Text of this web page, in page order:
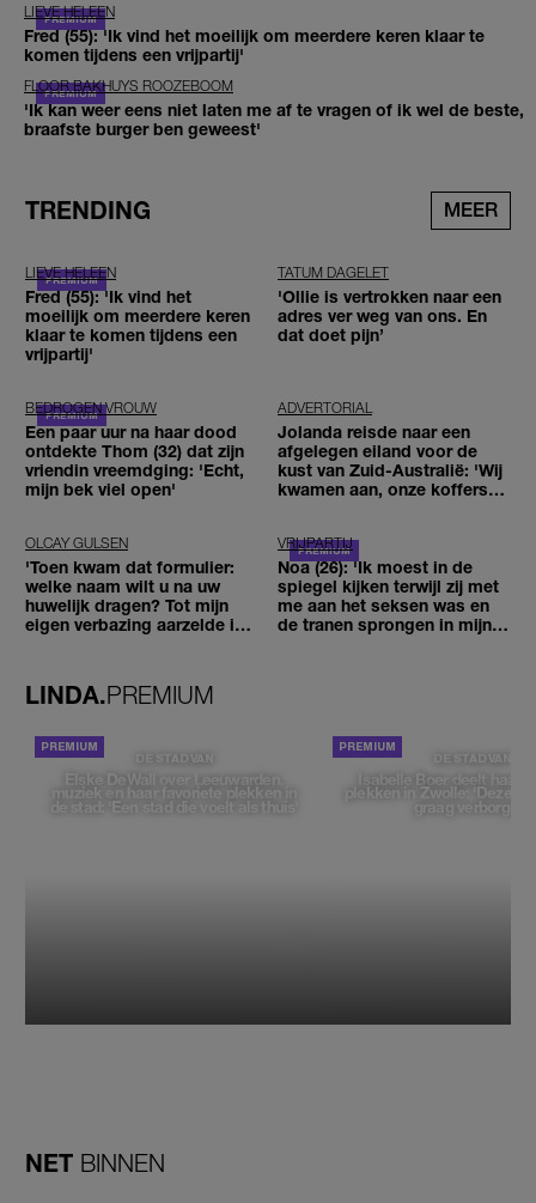
LIEVE HELEEN
Fred (55): 'Ik vind het moeilijk om meerdere keren klaar te
komen tijdens een vrijpartij'
FLOOR BAKHUYS ROOZEBOOM
'Ik kan weer eens niet laten me af te vragen of ik wel de beste,
braafste burger ben geweest'
TRENDING MEER
LIEVE HELEEN
Fred (55): 'Ik vind het
moeilijk om meerdere keren
klaar te komen tijdens een
vrijpartij'
TATUM DAGELET
'Ollie is vertrokken naar een
adres ver weg van ons. En
dat doet pijn’
BEDROGEN VROUW
Een paar uur na haar dood
ontdekte Thom (32) dat zijn
vriendin vreemdging: 'Echt,
mijn bek viel open'
ADVERTORIAL
Jolanda reisde naar een
afgelegen eiland voor de
kust van Zuid-Australië: 'Wij
kwamen aan, onze koffers
OLCAY GULSEN
'Toen kwam dat formulier:
welke naam wilt u na uw
huwelijk dragen? Tot mijn
eigen verbazing aarzelde ik
VRIJPARTIJ
Noa (26): 'Ik moest in de
spiegel kijken terwijl zij met
me aan het seksen was en
de tranen sprongen in mijn
LINDA.PREMIUM
DE STAD VAN
Elske DeWall over Leeuwarden,
muziek en haar favoriete plekken in
de stad: 'Een stad die voelt als thuis'
DE STAD VAN
Isabelle Boer deelt haar
plekken in Zwolle: 'Deze
graag verborgen'
NET BINNEN